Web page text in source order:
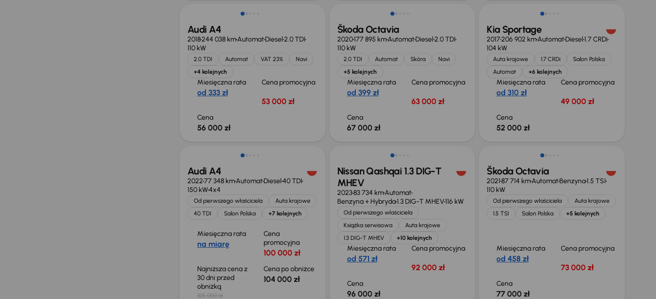
Audi A4
2018244 038 kmAutomatDiesel2.0 TDI
110 kW
2.0 TDI Automat VAT 23%
Navi
+4 kolejnych
Miesięczna rata
od 333 zł
Cena promocyjna
53 000 zł
Cena
56 000 zł
Škoda Octavia
2020177 895 kmAutomatDiesel2.0 TDI
110 kW
2.0 TDI Automat Skóra
Navi
+5 kolejnych
Miesięczna rata
od 399 zł
Cena promocyjna
63 000 zł
Cena
67 000 zł
Kia Sportage
2017206 902 kmAutomatDiesel1.7 CRDi
104 kW
Auta krajowe 1.7 CRDi
Salon Polska
Automat
+6 kolejnych
Miesięczna rata
od 310 zł
Cena promocyjna
49 000 zł
Cena
52 000 zł
Taniej o 1 000 zł
Audi A4
202277 348 kmAutomatDiesel40 TDI
150 kW4x4
Od pierwszego właściciela
Auta krajowe
40 TDI
Salon Polska +7 kolejnych
Miesięczna rata
na miarę
Cena
promocyjna
100 000 zł
Najniższa cena z
30 dni przed
obniżką
105 000 zł
Cena po obniżce
104 000 zł
Możliwość odliczenia VAT
Nissan Qashqai 1.3 DIG-T
MHEV
202383 734 kmAutomat
Benzyna + Hybryda1.3 DIG-T MHEV116 kW
Od pierwszego właściciela
Książka serwisowa
Auta krajowe
1.3 DIG-T MHEV
+10 kolejnych
Miesięczna rata
od 571 zł
Cena promocyjna
92 000 zł
Cena
96 000 zł
Możliwość odliczenia VAT
Škoda Octavia
202187 714 kmAutomatBenzyna1.5 TSI
110 kW
Od pierwszego właściciela
Auta krajowe
1.5 TSI
Salon Polska +5 kolejnych
Miesięczna rata
od 458 zł
Cena promocyjna
73 000 zł
Cena
77 000 zł